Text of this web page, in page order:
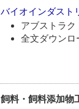
バイオインダスト
アブストラク
全文ダウンロ
飼料・飼料添加物